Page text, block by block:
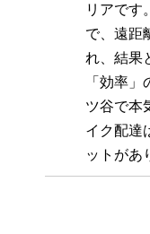
リアです
で、遠距
れ、結果
「効率
ツ谷で本
イク配達
ットがあ